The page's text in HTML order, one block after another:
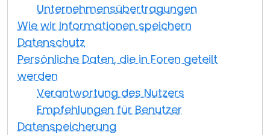
Unternehmensübertragungen
Wie wir Informationen speichern
Datenschutz
Persönliche Daten, die in Foren geteilt
werden
Verantwortung des Nutzers
Empfehlungen für Benutzer
Datenspeicherung